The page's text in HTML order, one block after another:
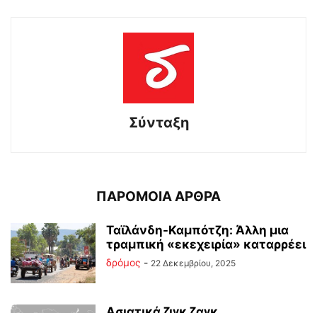
Σύνταξη
ΠΑΡΟΜΟΙΑ ΑΡΘΡΑ
Ταϊλάνδη-Καμπότζη: Άλλη μια
τραμπική «εκεχειρία» καταρρέει
δρόμος - 22 Δεκεμβρίου, 2025